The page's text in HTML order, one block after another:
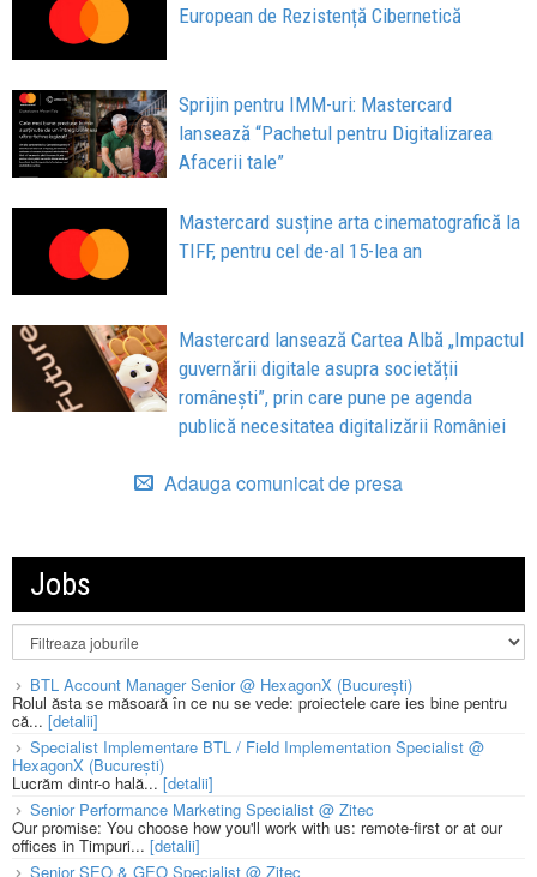
European de Rezistență Cibernetică
Sprijin pentru IMM-uri: Mastercard
lansează “Pachetul pentru Digitalizarea
Afacerii tale”
Mastercard susține arta cinematografică la
TIFF, pentru cel de-al 15-lea an
Mastercard lansează Cartea Albă „Impactul
guvernării digitale asupra societății
românești”, prin care pune pe agenda
publică necesitatea digitalizării României
Adauga comunicat de presa
Jobs
BTL Account Manager Senior @ HexagonX (București)
Rolul ăsta se măsoară în ce nu se vede: proiectele care ies bine pentru
că... [detalii]
Specialist Implementare BTL / Field Implementation Specialist @
HexagonX (București)
Lucrăm dintr-o hală...[detalii]
Senior Performance Marketing Specialist @ Zitec
Our promise: You choose how you'll work with us: remote-first or at our
offices in Timpuri... [detalii]
Senior SEO & GEO Specialist @ Zitec